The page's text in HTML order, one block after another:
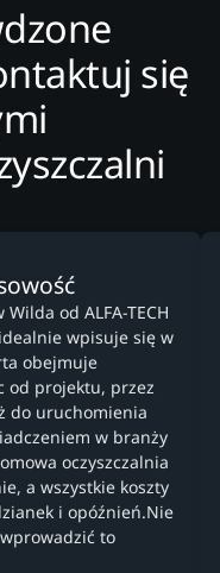
się
od ALFA-TECH
wpisuje się w
obejmuje
od projektu, przez
do uruchomienia
w branży
oczyszczalnia
a wszystkie koszty
i opóźnień.Nie
to